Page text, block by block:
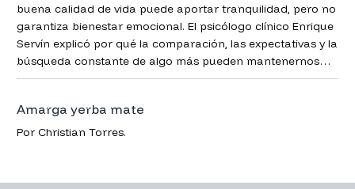
buena calidad de vida puede aportar tranquilidad, pero no
garantiza bienestar emocional. El psicólogo clínico Enrique
Servín explicó por qué la comparación, las expectativas y la
búsqueda constante de algo más pueden mantenernos
insatisfechos.
Amarga yerba mate
Por Christian Torres.